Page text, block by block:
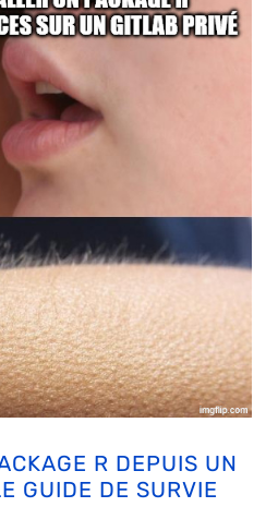
R DEPUIS UN
GUIDE DE SURVIE